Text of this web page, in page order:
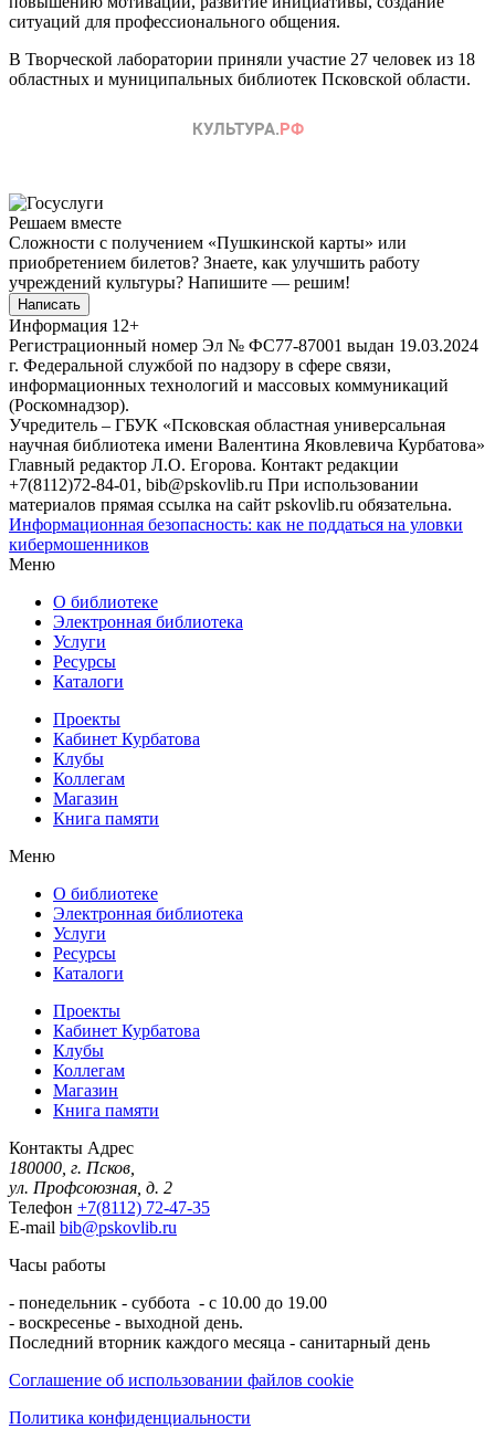
ситуаций для профессионального общения.
В Творческой лаборатории приняли участие 27 человек из 18
областных и муниципальных библиотек Псковской области.
Решаем вместе
Сложности с получением «Пушкинской карты» или
приобретением билетов? Знаете, как улучшить работу
учреждений культуры? Напишите — решим!
Написать
Информация 12+
Регистрационный номер Эл № ФС77-87001 выдан 19.03.2024
г. Федеральной службой по надзору в сфере связи,
информационных технологий и массовых коммуникаций
(Роскомнадзор).
Учредитель – ГБУК «Псковская областная универсальная
научная библиотека имени Валентина Яковлевича Курбатова»
Главный редактор Л.О. Егорова. Контакт редакции
+7(8112)72-84-01, bib@pskovlib.ru При использовании
материалов прямая ссылка на сайт pskovlib.ru обязательна.
Информационная безопасность: как не поддаться на уловки
кибермошенников
Меню
О библиотеке
Электронная библиотека
Услуги
Ресурсы
Каталоги
Проекты
Кабинет Курбатова
Клубы
Коллегам
Магазин
Книга памяти
Меню
О библиотеке
Электронная библиотека
Услуги
Ресурсы
Каталоги
Проекты
Кабинет Курбатова
Клубы
Коллегам
Магазин
Книга памяти
Контакты Адрес
180000, г. Псков,
ул. Профсоюзная, д. 2
Телефон +7(8112) 72-47-35
E-mail bib@pskovlib.ru
Часы работы
- понедельник - суббота - с 10.00 до 19.00
- воскресенье - выходной день.
Последний вторник каждого месяца - санитарный день
Соглашение об использовании файлов cookie
Политика конфиденциальности